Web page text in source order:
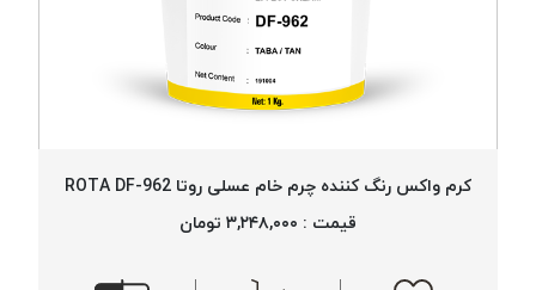
کرم واکس رنگ کننده چرم خام عسلی روتا ROTA DF-962
قیمت : ۳,۲۴۸,۰۰۰ تومان